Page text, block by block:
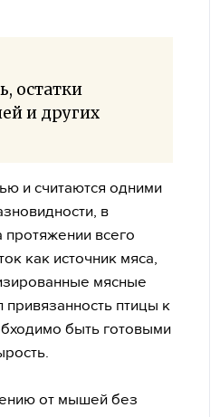
остатки
и других
и считаются одними
в
протяжении всего
как источник мяса,
мясные
птицы к
быть готовыми
от мышей без